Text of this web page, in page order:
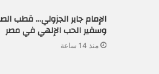
الإمام جابر الجزولي… قطب
وسفير الحب الإلهي في مصر
منذ 14 ساعة